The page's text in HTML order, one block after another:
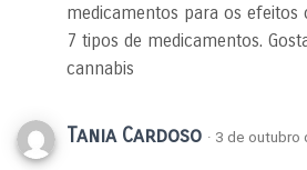
medicamentos para os efeitos
7 tipos de medicamentos.
cannabis
Tania Cardoso · 3 de